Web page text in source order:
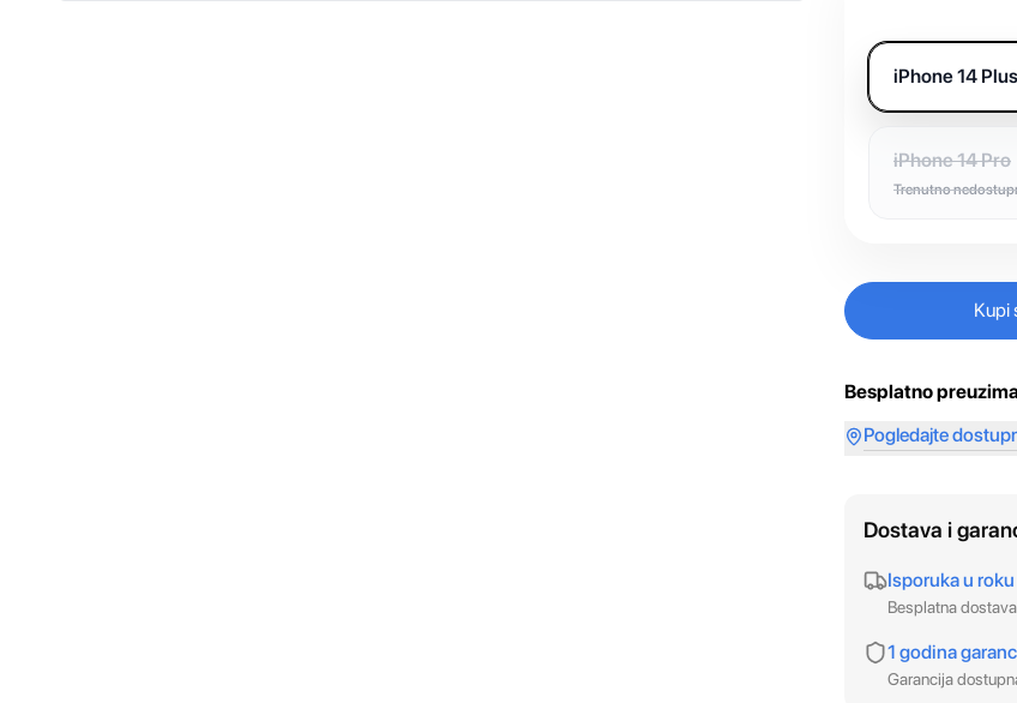
iPhone 14 Plus
iPhone 14 Pro
Trenutno
Kupi
Besplatno
Pogledajte
Dostava i
Isporuka u
Besplatna
1 godina
Garancija